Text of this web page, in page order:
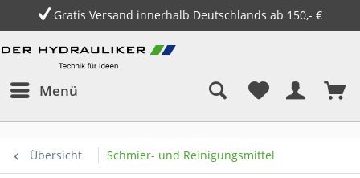
Gratis Versand innerhalb Deutschlands ab 150,- €
Menü
Übersicht Schmier- und Reinigungsmittel